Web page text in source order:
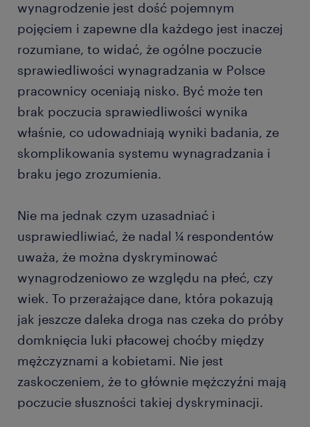
wynagrodzenie jest dość pojemnym
pojęciem i zapewne dla każdego jest inaczej
rozumiane, to widać, że ogólne poczucie
sprawiedliwości wynagradzania w Polsce
pracownicy oceniają nisko. Być może ten
brak poczucia sprawiedliwości wynika
właśnie, co udowadniają wyniki badania, ze
skomplikowania systemu wynagradzania i
braku jego zrozumienia.
Nie ma jednak czym uzasadniać i
usprawiedliwiać, że nadal ¼ respondentów
uważa, że można dyskryminować
wynagrodzeniowo ze względu na płeć, czy
wiek. To przerażające dane, która pokazują
jak jeszcze daleka droga nas czeka do próby
domknięcia luki płacowej choćby między
mężczyznami a kobietami. Nie jest
zaskoczeniem, że to głównie mężczyźni mają
poczucie słuszności takiej dyskryminacji.